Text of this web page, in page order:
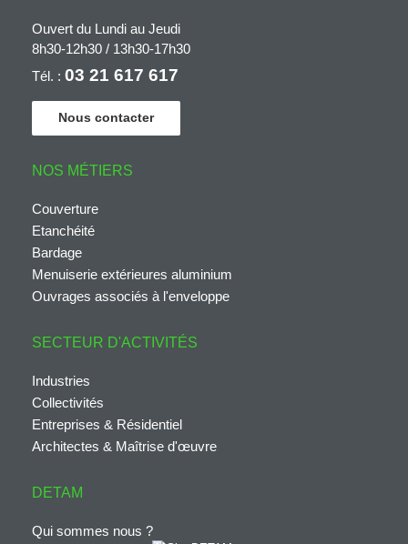
Ouvert du Lundi au Jeudi
8h30-12h30 / 13h30-17h30
Tél. : 03 21 617 617
Nous contacter
NOS MÉTIERS
Couverture
Etanchéité
Bardage
Menuiserie extérieures aluminium
Ouvrages associés à l'enveloppe
SECTEUR D'ACTIVITÉS
Industries
Collectivités
Entreprises & Résidentiel
Architectes & Maîtrise d'œuvre
DETAM
Qui sommes nous ?